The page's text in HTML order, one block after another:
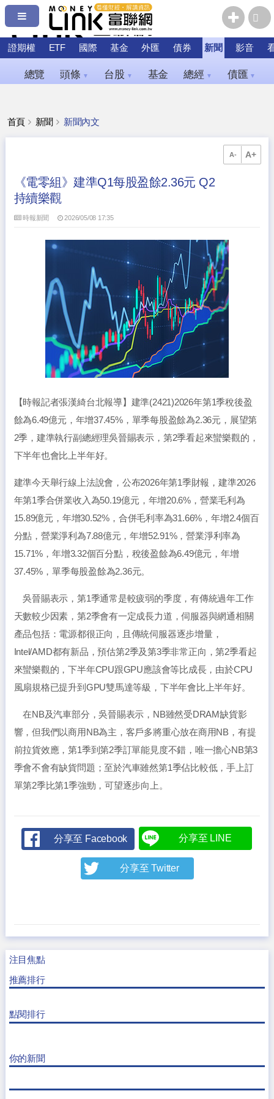
證期權 ETF 國際 基金 外匯 債券 新聞 影音
總覽 頭條 ▼ 台股 ▼ 基金 總經 ▼ 債匯 ▼
首頁 新聞 新聞內文
A- A+
《電零組》建準Q1每股盈餘2.36元 Q2
持續樂觀
時報新聞 2026/05/08 17:35
【時報記者張漢綺台北報導】建準(2421)2026年第1季稅後盈
餘為6.49億元，年增37.45%，單季每股盈餘為2.36元，展望第
2季，建準執行副總經理吳晉賜表示，第2季看起來蠻樂觀的，
下半年也會比上半年好。
建準今天舉行線上法說會，公布2026年第1季財報，建準2026
年第1季合併業收入為50.19億元，年增20.6%，營業毛利為
15.89億元，年增30.52%，合併毛利率為31.66%，年增2.4個百
分點，營業淨利為7.88億元，年增52.91%，營業淨利率為
15.71%，年增3.32個百分點，稅後盈餘為6.49億元，年增
37.45%，單季每股盈餘為2.36元。
吳晉賜表示，第1季通常是較疲弱的季度，有傳統過年工作
天數較少因素，第2季會有一定成長力道，伺服器與網通相關
產品包括：電源都很正向，且傳統伺服器逐步增量，
Intel/AMD都有新品，預估第2季及第3季非常正向，第2季看起
來蠻樂觀的，下半年CPU跟GPU應該會等比成長，由於CPU
風扇規格已提升到GPU雙馬達等級，下半年會比上半年好。
在NB及汽車部分，吳晉賜表示，NB雖然受DRAM缺貨影
響，但我們以商用NB為主，客戶多將重心放在商用NB，有提
前拉貨效應，第1季到第2季訂單能見度不錯，唯一擔心NB第3
季會不會有缺貨問題；至於汽車雖然第1季佔比較低，手上訂
單第2季比第1季強勁，可望逐步向上。
分享至 Facebook 分享至 LINE
分享至 Twitter
注目焦點
推薦排行
點閱排行
你的新聞